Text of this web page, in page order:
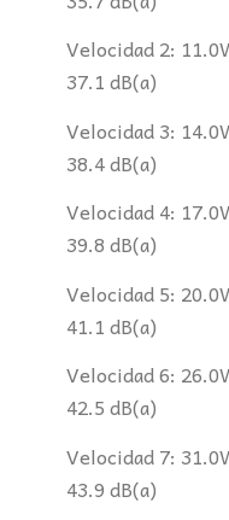
Velocidad 2:
37.1 dB(a)
Velocidad 3:
38.4 dB(a)
Velocidad 4:
39.8 dB(a)
Velocidad 5:
41.1 dB(a)
Velocidad 6:
42.5 dB(a)
Velocidad 7:
43.9 dB(a)